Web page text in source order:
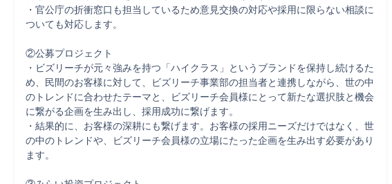
・官公庁の折衝窓口も担当しているため意見交換の対応や採用に限らない相談に
ついても対応します。
②公募プロジェクト
・ビズリーチが元々強みを持つ「ハイクラス」というブランドを保持し続けるた
め、民間のお客様に対して、ビズリーチ事業部の担当者と連携しながら、世の中
のトレンドに合わせたテーマと、ビズリーチ会員様にとって新たな選択肢と機会
に繋がる企画を生み出し、採用成功に繋げます。
・結果的に、お客様の深耕にも繋げます。お客様の採用ニーズだけではなく、世
の中のトレンドや、ビズリーチ会員様の立場にたった企画を生み出す必要があり
ます。